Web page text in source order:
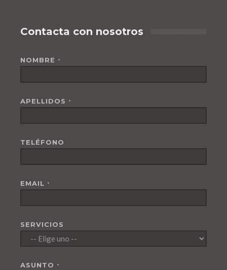
Contacta con nosotros
NOMBRE *
APELLIDOS *
TELÉFONO
EMAIL *
SERVICIOS
ASUNTO *